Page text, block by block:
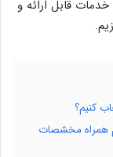
خدمات قابل ارائه و
کنیم؟
کریم همراه مخشصات